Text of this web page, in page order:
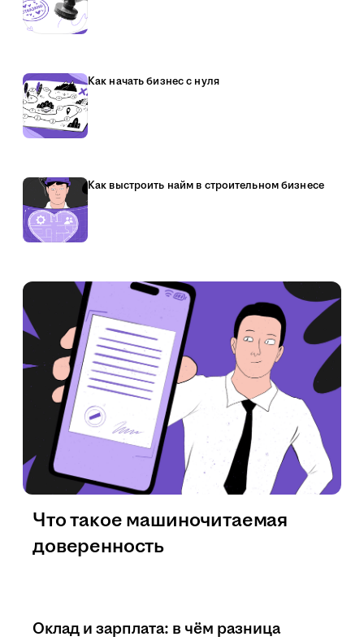
Как начать бизнес с нуля
Как выстроить найм в строительном бизнесе
Оклад и зарплата: в чём разница
Что такое машиночитаемая
доверенность